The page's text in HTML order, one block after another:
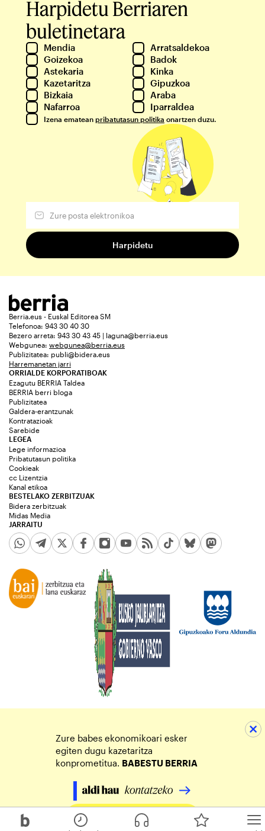
Harpidetu Berriaren
buletinetara
Mendia
Arratsaldekoa
Goizekoa
Badok
Astekaria
Kinka
Kazetaritza
Gipuzkoa
Bizkaia
Araba
Nafarroa
Iparraldea
Izena ematean pribatutasun politika onartzen duzu.
Berria.eus - Euskal Editorea SM
Telefonoa: 943 30 40 30
Bezero arreta: 943 30 43 45 | laguna@berria.eus
Webgunea: webgunea@berria.eus
Publizitatea: publi@bidera.eus
Harremanetan jarri
ORRIALDE KORPORATIBOAK
Ezagutu BERRIA Taldea
BERRIA berri bloga
Publizitatea
Galdera-erantzunak
Kontratazioak
Sarebide
JARRAITU
LEGEA
Lege informazioa
Pribatutasun politika
Cookieak
cc Lizentzia
Kanal etikoa
BESTELAKO ZERBITZUAK
Bidera zerbitzuak
Midas Media
Zure babes ekonomikoari esker
egiten dugu kazetaritza
konprometitua. BABESTU BERRIA
Egin zure ekarpena